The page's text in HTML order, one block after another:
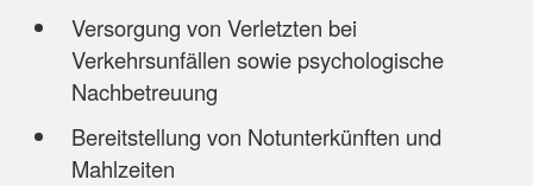
Versorgung von Verletzten bei
Verkehrsunfällen sowie psychologische
Nachbetreuung
Bereitstellung von Notunterkünften und
Mahlzeiten